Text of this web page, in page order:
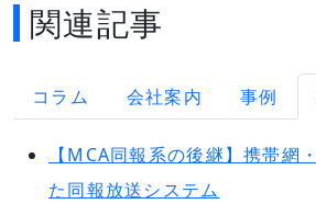
関連記事
コラム 会社案内 事例
【MCA同報系の後継】携帯網
た同報放送システム